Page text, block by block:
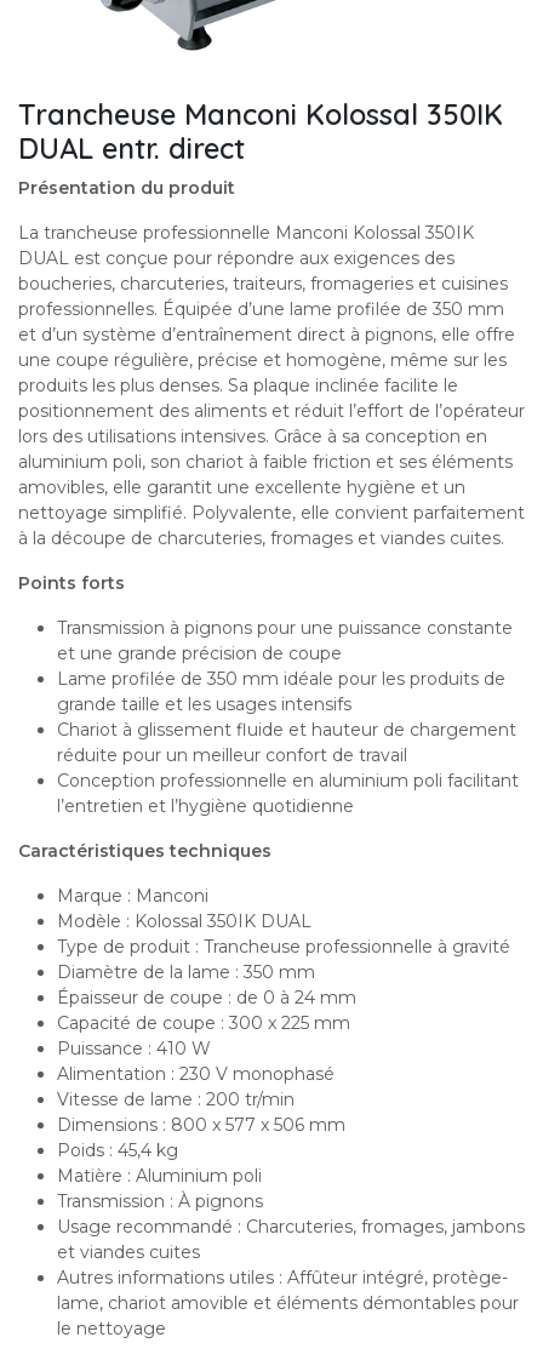
Trancheuse Manconi Kolossal 350IK
DUAL entr. direct
Présentation du produit
La trancheuse professionnelle Manconi Kolossal 350IK
DUAL est conçue pour répondre aux exigences des
boucheries, charcuteries, traiteurs, fromageries et cuisines
professionnelles. Équipée d’une lame profilée de 350 mm
et d’un système d’entraînement direct à pignons, elle offre
une coupe régulière, précise et homogène, même sur les
produits les plus denses. Sa plaque inclinée facilite le
positionnement des aliments et réduit l’effort de l’opérateur
lors des utilisations intensives. Grâce à sa conception en
aluminium poli, son chariot à faible friction et ses éléments
amovibles, elle garantit une excellente hygiène et un
nettoyage simplifié. Polyvalente, elle convient parfaitement
à la découpe de charcuteries, fromages et viandes cuites.
Points forts
Transmission à pignons pour une puissance constante
et une grande précision de coupe
Lame profilée de 350 mm idéale pour les produits de
grande taille et les usages intensifs
Chariot à glissement fluide et hauteur de chargement
réduite pour un meilleur confort de travail
Conception professionnelle en aluminium poli facilitant
l’entretien et l’hygiène quotidienne
Caractéristiques techniques
Marque : Manconi
Modèle : Kolossal 350IK DUAL
Type de produit : Trancheuse professionnelle à gravité
Diamètre de la lame : 350 mm
Épaisseur de coupe : de 0 à 24 mm
Capacité de coupe : 300 x 225 mm
Puissance : 410 W
Alimentation : 230 V monophasé
Vitesse de lame : 200 tr/min
Dimensions : 800 x 577 x 506 mm
Poids : 45,4 kg
Matière : Aluminium poli
Transmission : À pignons
Usage recommandé : Charcuteries, fromages, jambons
et viandes cuites
Autres informations utiles : Affûteur intégré, protège-
lame, chariot amovible et éléments démontables pour
le nettoyage